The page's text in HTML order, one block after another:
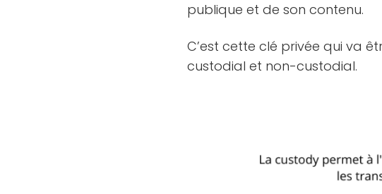
publique et de son contenu.
C’est cette clé privée qui va
custodial et non-custodial.